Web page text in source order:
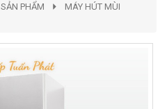
SẢN PHẨM
MÁY HÚT MÙI